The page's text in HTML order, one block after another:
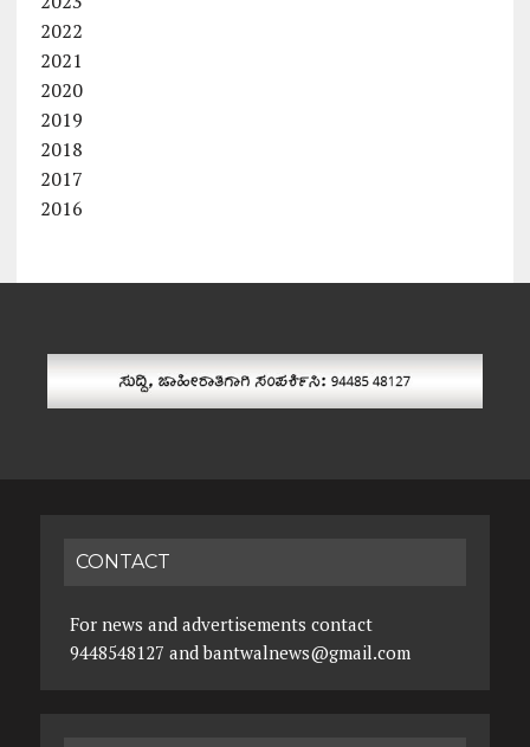
2022
2021
2020
2019
2018
2017
2016
CONTACT
For news and advertisements contact
9448548127 and bantwalnews@gmail.com